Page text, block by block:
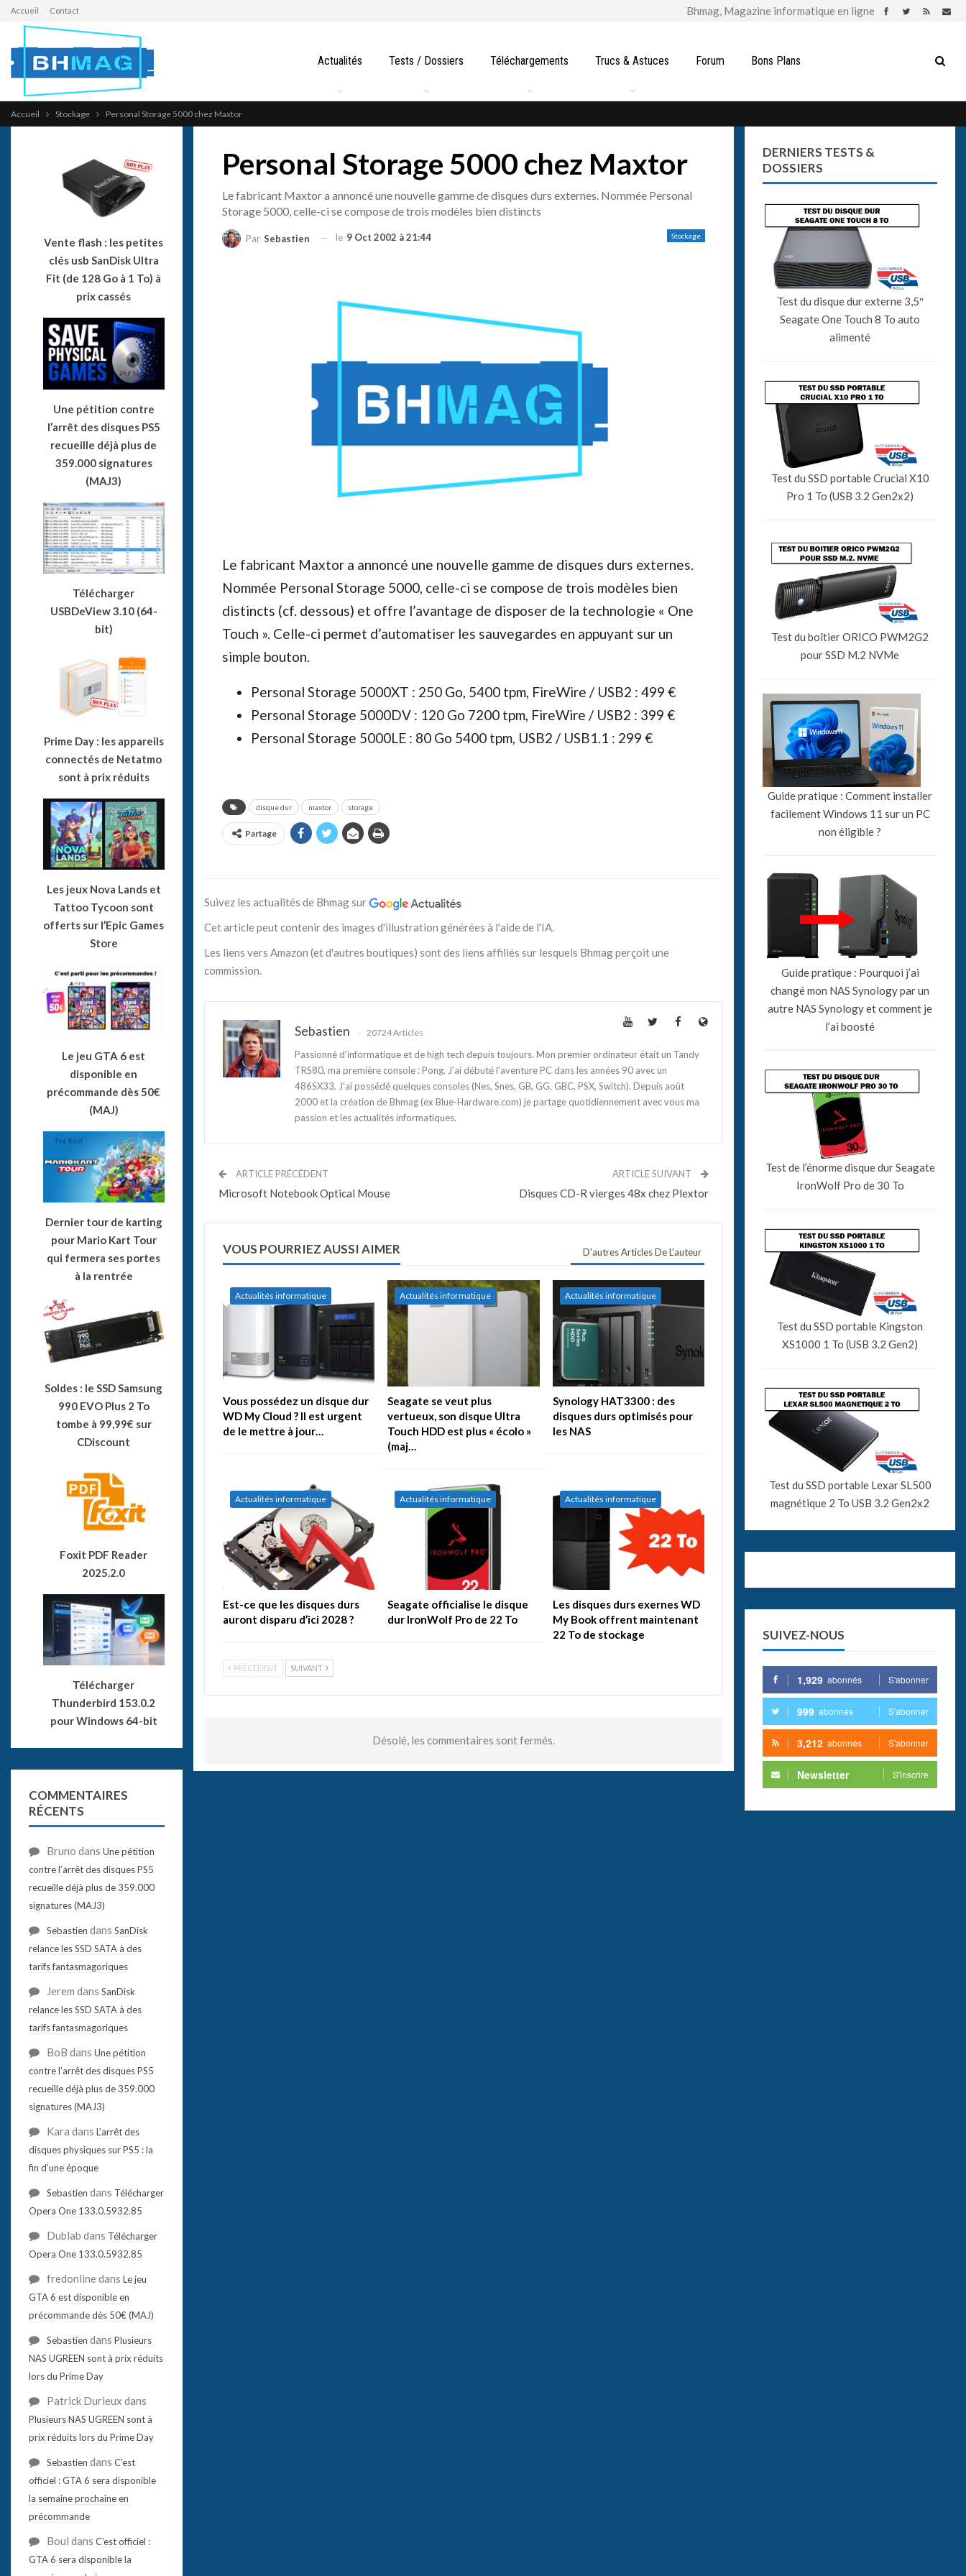
Accueil Contact
Actualités Tests / Dossiers Téléchargements Trucs & Astuces Forum Bons Plans
Accueil Stockage Personal Storage 5000 chez Maxtor
Personal Storage 5000 chez Maxtor
Le fabricant Maxtor a annoncé une nouvelle gamme de disques durs externes. Nommée Personal
Storage 5000, celle-ci se compose de trois modèles bien distincts
Stockage
Par Sebastien le 9 Oct 2002 à 21:44
Le fabricant Maxtor a annoncé une nouvelle gamme de disques durs externes.
Nommée Personal Storage 5000, celle-ci se compose de trois modèles bien
distincts (cf. dessous) et offre l’avantage de disposer de la technologie « One
Touch ». Celle-ci permet d’automatiser les sauvegardes en appuyant sur un
simple bouton.
Personal Storage 5000XT : 250 Go, 5400 tpm, FireWire / USB2 : 499 €
Personal Storage 5000DV : 120 Go 7200 tpm, FireWire / USB2 : 399 €
Personal Storage 5000LE : 80 Go 5400 tpm, USB2 / USB1.1 : 299 €
disque dur maxtor storage
Partage
Suivez les actualités de Bhmag sur
Cet article peut contenir des images d'illustration générées à l'aide de l'IA.
Les liens vers Amazon (et d'autres boutiques) sont des liens affiliés sur lesquels Bhmag perçoit une
commission.
Sebastien 20724 Articles
Passionné d'informatique et de high tech depuis toujours. Mon premier ordinateur était un Tandy
TRS80, ma première console : Pong. J'ai débuté l'aventure PC dans les années 90 avec un
486SX33. J'ai possédé quelques consoles (Nes, Snes, GB, GG, GBC, PSX, Switch). Depuis août
2000 et la création de Bhmag (ex Blue-Hardware.com) je partage quotidiennement avec vous ma
passion et les actualités informatiques.
ARTICLE PRÉCÉDENT
Microsoft Notebook Optical Mouse
ARTICLE SUIVANT
Disques CD-R vierges 48x chez Plextor
VOUS POURRIEZ AUSSI AIMER D'autres Articles De L'auteur
Actualités informatique
Vous possédez un disque dur
WD My Cloud ? Il est urgent
de le mettre à jour…
Actualités informatique
Seagate se veut plus
vertueux, son disque Ultra
Touch HDD est plus « écolo »
(maj…
Actualités informatique
Synology HAT3300 : des
disques durs optimisés pour
les NAS
Actualités informatique
Est-ce que les disques durs
auront disparu d’ici 2028 ?
Actualités informatique
Seagate officialise le disque
dur IronWolf Pro de 22 To
Actualités informatique
Les disques durs exernes WD
My Book offrent maintenant
22 To de stockage
PRÉCÉDENT SUIVANT
Désolé, les commentaires sont fermés.
DERNIERS TESTS &
DOSSIERS
Test du disque dur externe 3,5″
Seagate One Touch 8 To auto
alimenté
Test du SSD portable Crucial X10
Pro 1 To (USB 3.2 Gen2x2)
Test du boîtier ORICO PWM2G2
pour SSD M.2 NVMe
Guide pratique : Comment installer
facilement Windows 11 sur un PC
non éligible ?
Guide pratique : Pourquoi j’ai
changé mon NAS Synology par un
autre NAS Synology et comment je
l’ai boosté
Test de l’énorme disque dur Seagate
IronWolf Pro de 30 To
Test du SSD portable Kingston
XS1000 1 To (USB 3.2 Gen2)
Test du SSD portable Lexar SL500
magnétique 2 To USB 3.2 Gen2x2
SUIVEZ-NOUS
1,929 abonnés S'abonner
999 abonnés S'abonner
3,212 abonnés S'abonner
Newsletter S'inscrire
Vente flash : les petites
clés usb SanDisk Ultra
Fit (de 128 Go à 1 To) à
prix cassés
Une pétition contre
l’arrêt des disques PS5
recueille déjà plus de
359.000 signatures
(MAJ3)
Télécharger
USBDeView 3.10 (64-
bit)
Prime Day : les appareils
connectés de Netatmo
sont à prix réduits
Les jeux Nova Lands et
Tattoo Tycoon sont
offerts sur l’Epic Games
Store
Le jeu GTA 6 est
disponible en
précommande dès 50€
(MAJ)
Dernier tour de karting
pour Mario Kart Tour
qui fermera ses portes
à la rentrée
Soldes : le SSD Samsung
990 EVO Plus 2 To
tombe à 99,99€ sur
CDiscount
Foxit PDF Reader
2025.2.0
Télécharger
Thunderbird 153.0.2
pour Windows 64-bit
COMMENTAIRES
RÉCENTS
Bruno dans Une pétition
contre l’arrêt des disques PS5
recueille déjà plus de 359.000
signatures (MAJ3)
Sebastien dans SanDisk
relance les SSD SATA à des
tarifs fantasmagoriques
Jerem dans SanDisk
relance les SSD SATA à des
tarifs fantasmagoriques
BoB dans Une pétition
contre l’arrêt des disques PS5
recueille déjà plus de 359.000
signatures (MAJ3)
Kara dans L’arrêt des
disques physiques sur PS5 : la
fin d’une époque
Sebastien dans Télécharger
Opera One 133.0.5932.85
Dublab dans Télécharger
Opera One 133.0.5932.85
fredonlinedans Le jeu
GTA 6 est disponible en
précommande dès 50€ (MAJ)
Sebastien dans Plusieurs
NAS UGREEN sont à prix réduits
lors du Prime Day
Patrick Durieux dans
Plusieurs NAS UGREEN sont à
prix réduits lors du Prime Day
Sebastien dans C’est
officiel : GTA 6 sera disponible
la semaine prochaine en
précommande
Boul dans C’est officiel :
GTA 6 sera disponible la